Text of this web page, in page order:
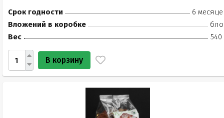
Срок годности
6
Вложений в коробке
Вес
540
В корзину